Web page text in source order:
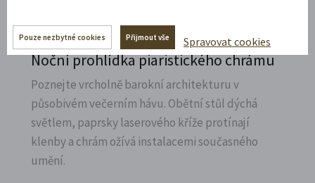
Noční prohlídka piaristického chrámu
Poznejte vrcholně barokní architekturu v
působivém večerním hávu. Obětní stůl dýchá
světlem, paprsky laserového kříže protínají
klenby a chrám ožívá instalacemi současného
umění.
Pouze nezbytné cookies Přijmout vše Spravovat cookies